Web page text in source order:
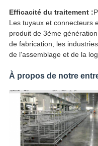
Efficacité du traitement :
Les tuyaux et connecteurs
produit de 3ème
de fabrication, les
de l'assemblage et de la
À propos de notre